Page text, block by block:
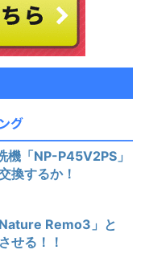
グ
機「NP-P45V2PS」
換するか！
Nature Remo3」と
せる！！